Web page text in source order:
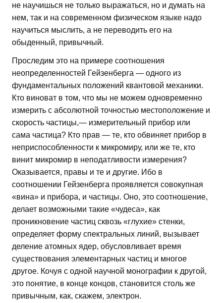
не научишься не только выражаться, но и думать на
нем, так и на современном физическом языке надо
научиться мыслить, а не переводить его на
обыденный, привычный.
Проследим это на примере соотношения
неопределенностей Гейзенберга — одного из
фундаментальных положений квантовой механики.
Кто виноват в том, что мы не можем одновременно
измерить с абсолютной точностью местоположение и
скорость частицы,— измерительный прибор или
сама частица? Кто прав — те, кто обвиняет прибор в
неприспособленности к микромиру, или же те, кто
винит микромир в неподатливости измерения?
Оказывается, правы и те и другие. Ибо в
соотношении Гейзенберга проявляется совокупная
«вина» и прибора, и частицы. Оно, это соотношение,
делает возможными такие «чудеса», как
проникновение частиц сквозь «глухие» стенки,
определяет форму спектральных линий, вызывает
деление атомных ядер, обусловливает время
существования элементарных частиц и многое
другое. Кочуя с одной научной монографии к другой,
это понятие, в конце концов, становится столь же
привычным, как, скажем, электрон.